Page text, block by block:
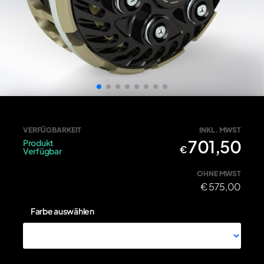
FZA016N - Schwarz • Antihopping Kupplung einstellbar mit
VERFÜGBARKEIT
Produkt
Verfügbar
INKL. MWST
€701,50
OHNE MWST
€575,00
Farbe auswählen